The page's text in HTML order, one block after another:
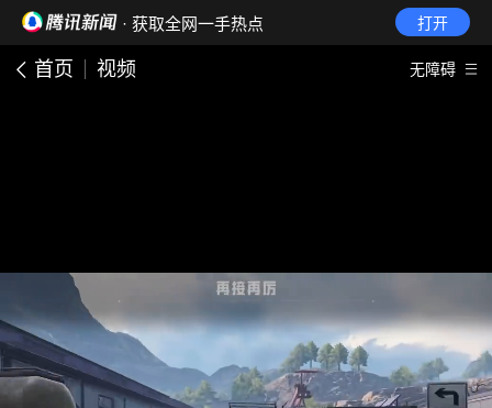
· 获取全网一手热点 打开
首页 视频 无障碍